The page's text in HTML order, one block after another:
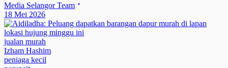
Media Selangor Team
18 Mei 2026
jualan murah
Izham Hashim
peniaga kecil